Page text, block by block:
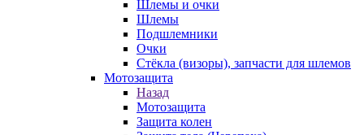
Шлемы и очки
Шлемы
Подшлемники
Очки
Стёкла (визоры), запчасти для шлемов
Мотозащита
Назад
Мотозащита
Защита колен